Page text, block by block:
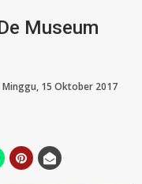
Museum
Minggu, 15 Oktober 2017